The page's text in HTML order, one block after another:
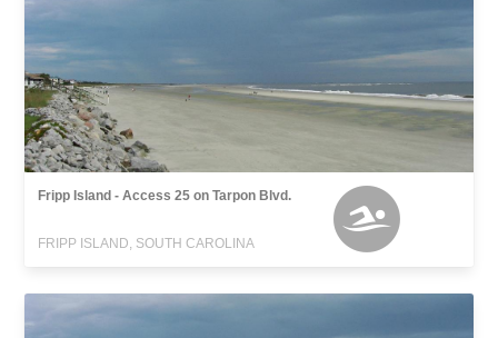
Fripp Island - Access 25 on Tarpon Blvd.
FRIPP ISLAND, SOUTH CAROLINA